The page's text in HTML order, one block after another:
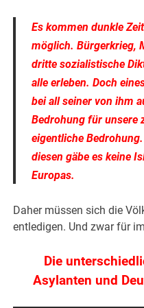
Es kommen dunkle
möglich. Bürgerkrieg,
dritte sozialistische
alle erleben. Doch
bei all seiner von ihm
Bedrohung für unsere
eigentliche
diesen gäbe es keine
Europas.
Daher müssen sich die
entledigen. Und zwar für
Die
Asylanten und